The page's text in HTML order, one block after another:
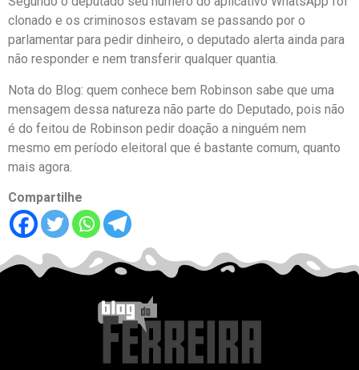
clonado e os criminosos estavam se passando por o
parlamentar para pedir dinheiro, o deputado alerta ainda para
não responder e nem transferir qualquer quantia.
Nota do Blog: quem conhece bem Robinson sabe que uma
mensagem dessa natureza não parte do Deputado, pois não
é do feitou de Robinson pedir doação a ninguém nem
mesmo em período eleitoral que é bastante comum, quanto
mais agora.
Compartilhe